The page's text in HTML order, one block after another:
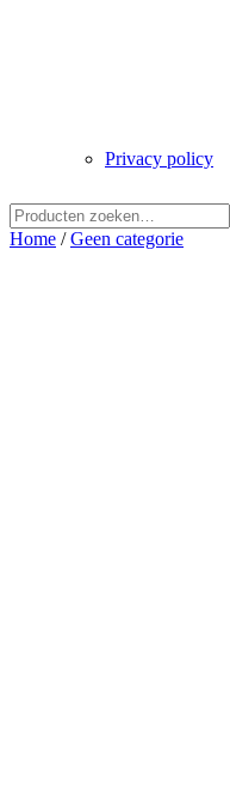
Privacy policy
naar:
Home /Geen categorie